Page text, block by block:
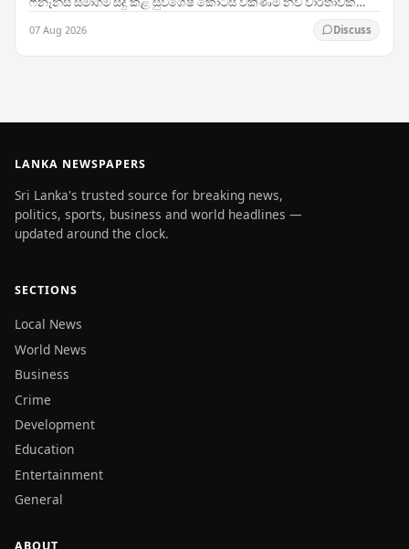
07 Aug 2026 Discuss
LANKA NEWSPAPERS
Sri Lanka's trusted source for breaking news,
politics, sports, business and world headlines —
updated around the clock.
SECTIONS
Local News
World News
Business
Crime
Development
Education
Entertainment
General